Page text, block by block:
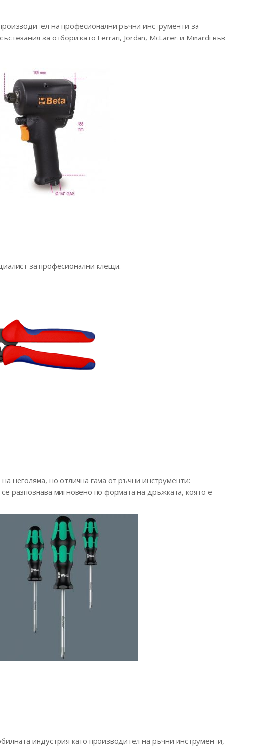
на професионални ръчни инструменти за
за отбори като Ferrari, Jordan, McLaren и Minardi във
за професионални клещи.
неголяма, но отлична гама от ръчни инструменти:
разпознава мигновено по формата на дръжката, която е
индустрия като производител на ръчни инструменти,